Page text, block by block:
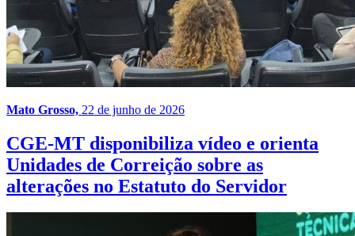
Mato Grosso, 22 de junho de 2026
CGE-MT disponibiliza vídeo e orienta
Unidades de Correição sobre as
alterações no Estatuto do Servidor